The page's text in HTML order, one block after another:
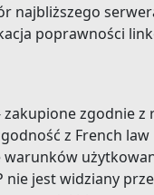
najbliższego
poprawności
zakupione zgodnie
z French law
warunków
nie jest widziany